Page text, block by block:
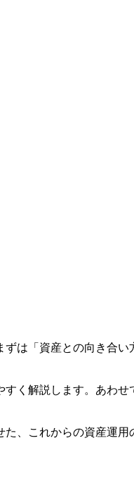
は「資産との向き合
く解説します。あわ
、これからの資産運用